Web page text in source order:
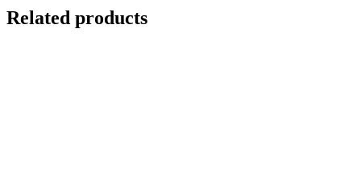
Related products